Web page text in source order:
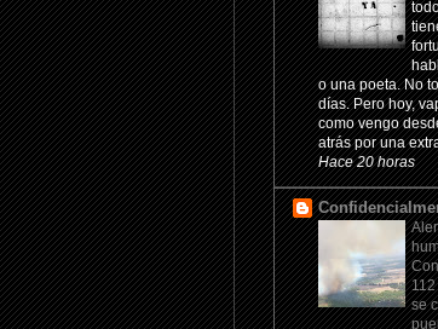
o una poeta. No
días. Pero hoy,
como vengo
atrás por una
Hace 20 horas
se